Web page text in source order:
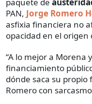
paquete de
PAN, Jorge Romero
asfixia financiera no
opacidad en el origen
“A lo mejor a Morena
financiamiento
dónde saca su
Romero con